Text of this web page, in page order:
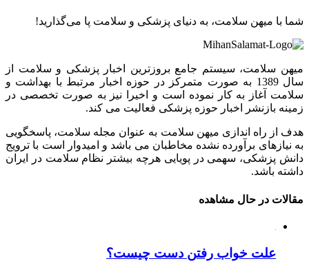
شما با میهن سلامت، به دنیای پزشکی و سلامت پا می‌گذارید!
میهن سلامت، سیستم جامع بروزترین اخبار پزشکی و سلامت از
سال 1389 به صورت متمرکز در حوزه اخبار مرتبط با بهداشت و
سلامت آغاز به کار نموده است و اخیرا نیز به صورت تخصصی در
زمینه بازنشر اخبار حوزه پزشکی فعالیت می کند.
هدف از راه اندازی میهن سلامت به عنوان مجله سلامت، پاسخگویی
به نیازهای برآورده نشده مخاطبان می باشد و امیدوار است با ترویج
دانش پزشکی، سهمی در پویایی هرچه بیشتر نظام سلامت در ایران
داشته باشد.
مقالات در حال مشاهده
علت خواب رفتن دست چیست؟